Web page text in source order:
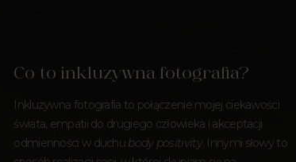
Co to inkluzywna fotografia?
Inkluzywna fotografia to połączenie mojej ciekawości
świata, empatii do drugiego człowieka i akceptacji
odmienności w duchu body positivity. Innymi słowy to